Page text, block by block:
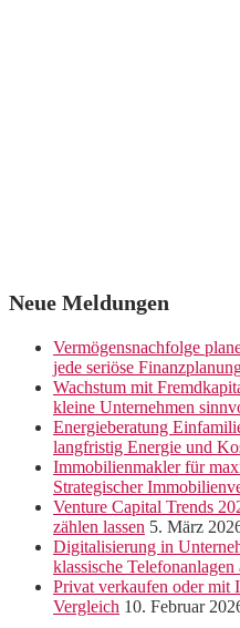
Neue Meldungen
Vermögensnachfolge
jede seriöse
Wachstum mit
kleine Unternehmen
Energieberatung
langfristig Energie und
Immobilienmakler für
Strategischer
Venture Capital Trends
zählen lassen 5. März
Digitalisierung in
klassische Telefonanlagen
Privat verkaufen oder mit
Vergleich 10. Februar